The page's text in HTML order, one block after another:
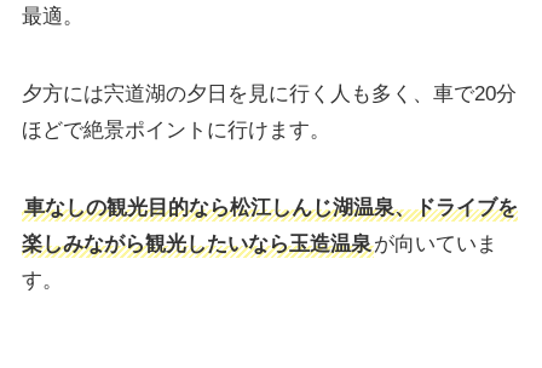
最適。
夕方には宍道湖の夕日を見に行く人も多く、車で20分
ほどで絶景ポイントに行けます。
車なしの観光目的なら松江しんじ湖温泉、ドライブを
楽しみながら観光したいなら玉造温泉が向いていま
す。